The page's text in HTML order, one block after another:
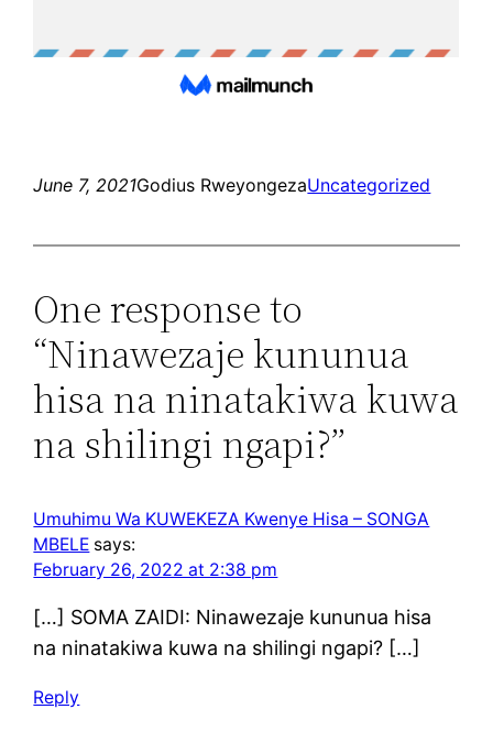
June 7, 2021Godius RweyongezaUncategorized
One response to
“Ninawezaje kununua
hisa na ninatakiwa kuwa
na shilingi ngapi?”
Umuhimu Wa KUWEKEZA Kwenye Hisa – SONGA
MBELE says:
February 26, 2022 at 2:38 pm
[…] SOMA ZAIDI: Ninawezaje kununua hisa
na ninatakiwa kuwa na shilingi ngapi? […]
Reply